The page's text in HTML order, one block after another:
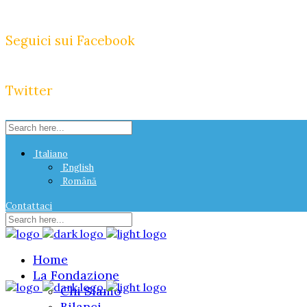
Seguici sui Facebook
Twitter
Italiano
English
Română
Contattaci
Home
La Fondazione
Chi Siamo